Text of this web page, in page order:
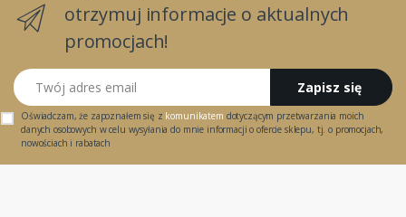
otrzymuj informacje o aktualnych
promocjach!
Twój adres email
Zapisz się
Oświadczam, że zapoznałem się z komunikatem dotyczącym przetwarzania moich
danych osobowych w celu wysyłania do mnie informacji o ofercie sklepu, tj. o promocjach,
nowościach i rabatach